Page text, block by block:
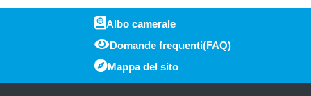
Piè di pagina
Albo camerale
Domande frequenti(FAQ)
Mappa del sito